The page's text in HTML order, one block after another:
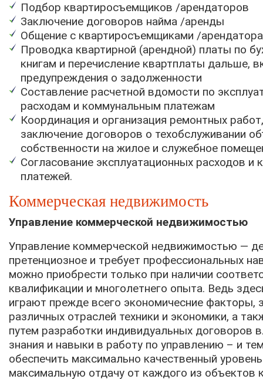
Подбор квартиросъемщиков /арендаторов
Заключение договоров найма /аренды
Общение с квартиросъемщиками /
Проводка квартирной (арендной) платы по
книгам и перечисление квартплаты дальше,
предупреждения о задолженности
Составление расчетной вдомости по
расходам и коммунальным платежам
Координация и организация ремонтных
заключение договоров о техобслуживании
собственности на жилое и служебное
Согласование эксплуатационных расходов и
платежей.
Коммерческая недвижимость
Управление коммерческой недвижимостью
Управление коммерческой недвижимостью —
претенциозное и требует профессиональных
можно приобрести только при наличии
квалификации и многолетнего опыта. Ведь
играют прежде всего экономичесние факторы,
различных отраслей техники и экономики, а
путем разработки индивидуальных договоров
знания и навыки в работу по управлению – и
обеспечить максимально качественный
максимальную отдачу от каждого из объектов